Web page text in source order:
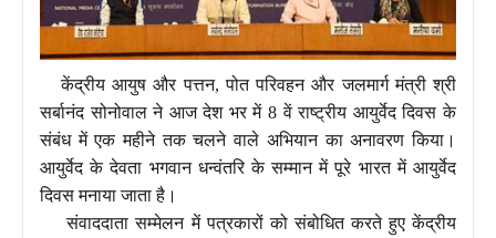
केंद्रीय आयुष और पत्तन, पोत परिवहन और जलमार्ग मंत्री श्री
सर्बानंद सोनोवाल ने आज देश भर में 8 वें राष्ट्रीय आयुर्वेद दिवस के
संबंध में एक महीने तक चलने वाले अभियान का अनावरण किया।
आयुर्वेद के देवता भगवान धन्वंतरि के सम्मान में पूरे भारत में आयुर्वेद
दिवस मनाया जाता है।
संवाददाता सम्मेलन में पत्रकारों को संबोधित करते हुए केंद्रीय